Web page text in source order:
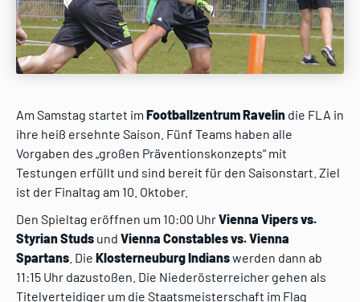
Am Samstag startet im Footballzentrum Ravelin die FLA in
ihre heiß ersehnte Saison. Fünf Teams haben alle
Vorgaben des „großen Präventionskonzepts“ mit
Testungen erfüllt und sind bereit für den Saisonstart. Ziel
ist der Finaltag am 10. Oktober.
Den Spieltag eröffnen um 10:00 UhrVienna Vipers vs.
Styrian Studs und Vienna Constables vs. Vienna
Spartans . Die Klosterneuburg Indianswerden dann ab
11:15 Uhr dazustoßen. Die Niederösterreicher gehen als
Titelverteidiger um die Staatsmeisterschaft im Flag